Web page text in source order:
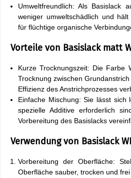
Umweltfreundlich: Als Basislack
weniger umweltschädlich und
für flüchtige organische
Vorteile von Basislack matt
Kurze Trocknungszeit: Die Farbe
Trocknung zwischen
Effizienz des Anstrichprozesses
Einfache Mischung: Sie lässt sich
spezielle Additive erforderlich
Vorbereitung des Basislacks
Verwendung von Basislack
Vorbereitung der Oberfläche:
Oberfläche sauber, trocken und